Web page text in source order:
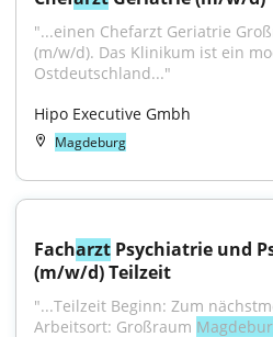
"...einen Chefarzt Geriatrie
(m/w/d). Das Klinikum ist ein
Ostdeutschland..."
Hipo Executive Gmbh
Magdeburg
Facharzt Psychiatrie und
(m/w/d) Teilzeit
"...Teilzeit Beginn: Zum
Arbeitsort: Großraum